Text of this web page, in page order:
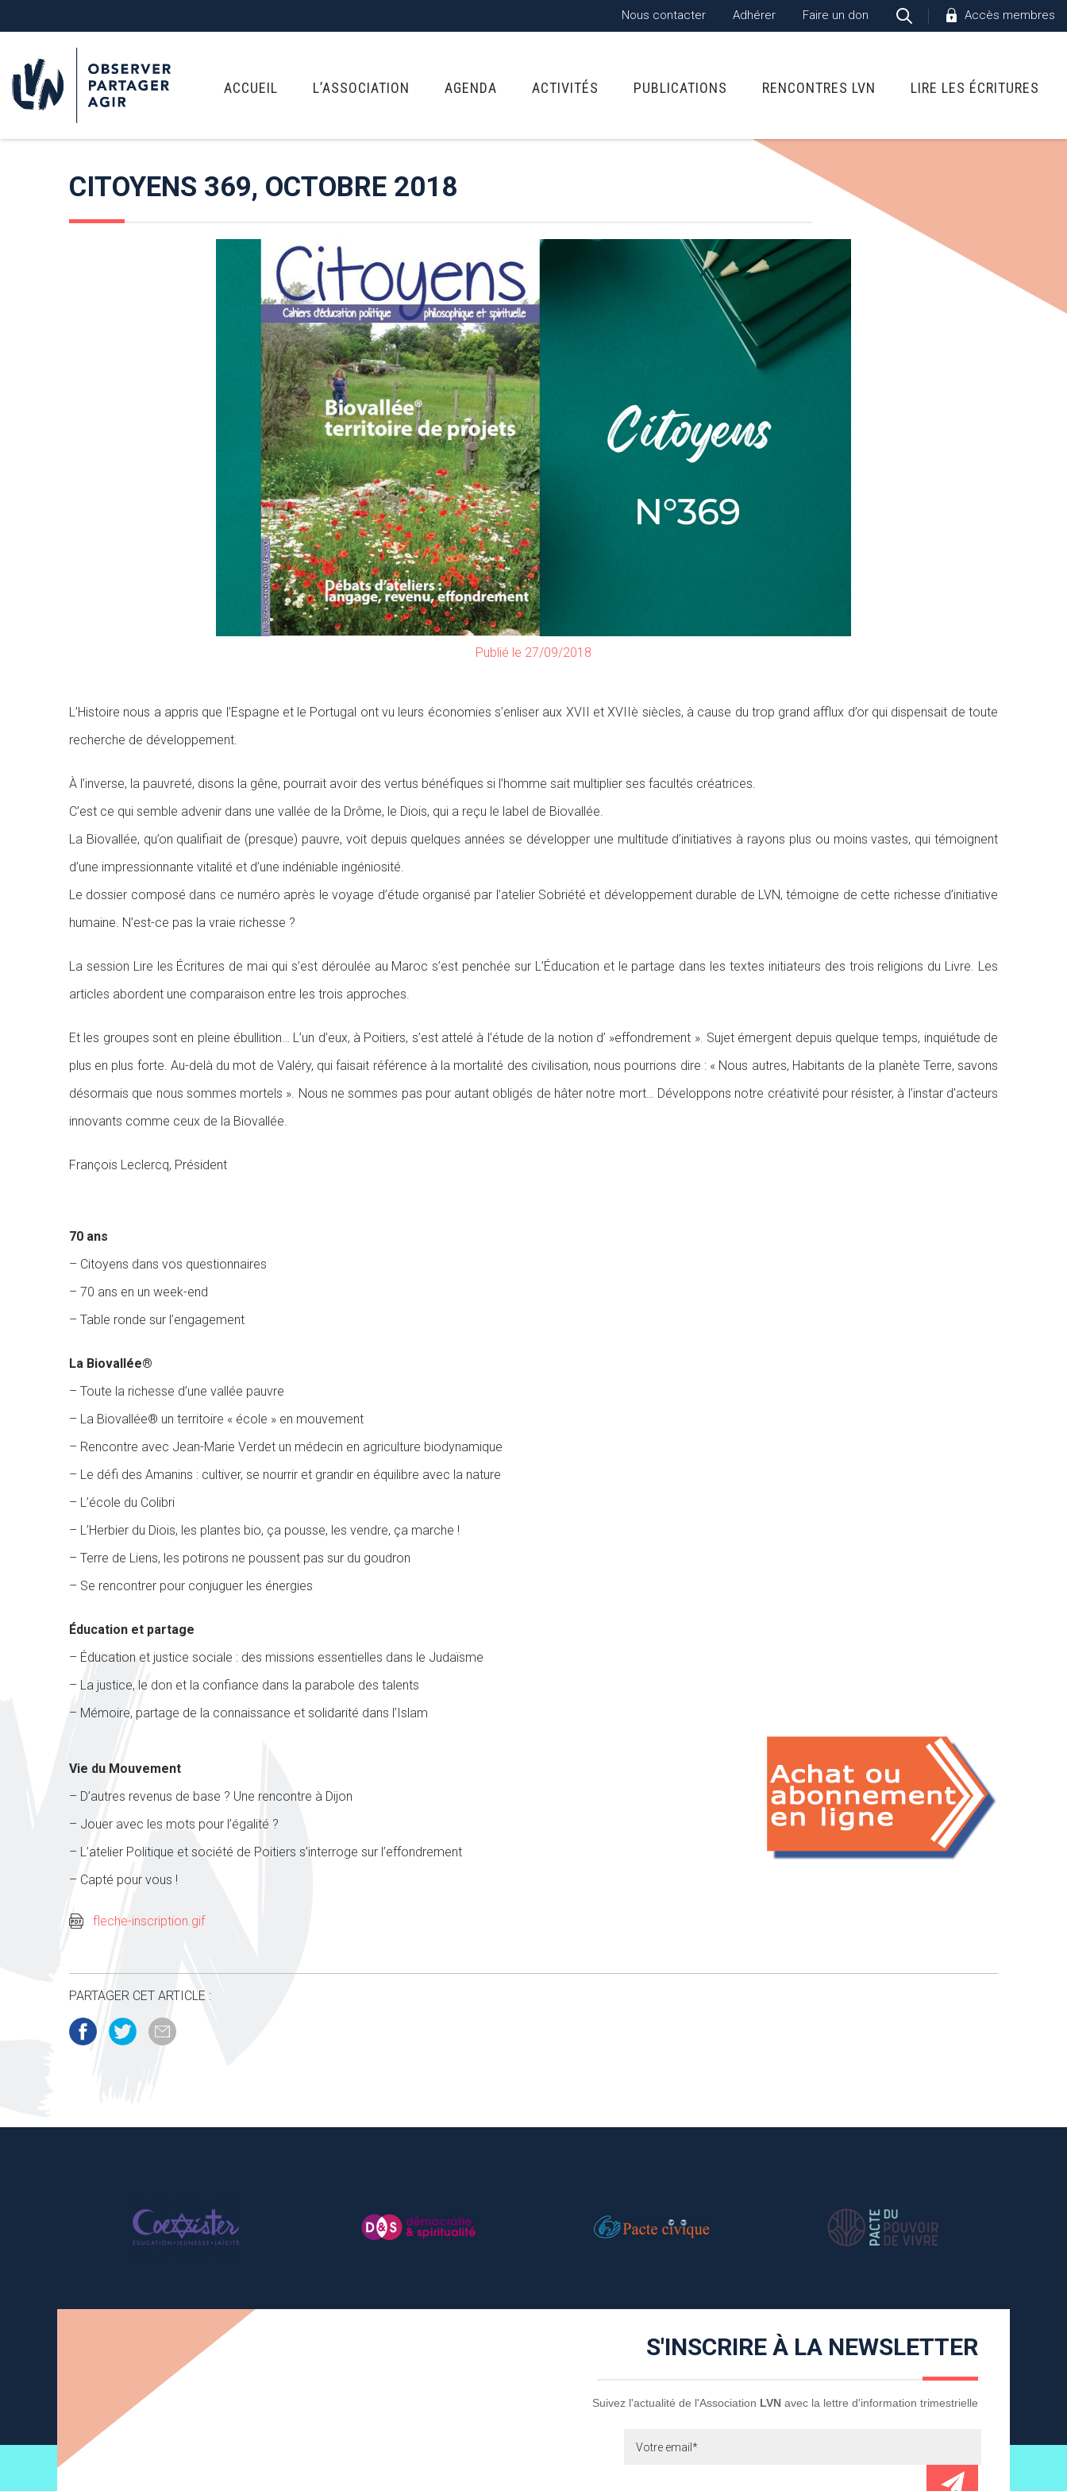
Nous contacter Adhérer Faire un don Accès membres
ACCUEIL L’ASSOCIATION AGENDA ACTIVITÉS PUBLICATIONS RENCONTRES LVN LIRE LES ÉCRITURES
CITOYENS 369, OCTOBRE 2018
Publié le 27/09/2018
L’Histoire nous a appris que l’Espagne et le Portugal ont vu leurs économies s’enliser aux XVII et XVIIè siècles, à cause du trop grand afflux d’or qui dispensait de toute
recherche de développement.
À l’inverse, la pauvreté, disons la gêne, pourrait avoir des vertus bénéfiques si l’homme sait multiplier ses facultés créatrices.
C’est ce qui semble advenir dans une vallée de la Drôme, le Diois, qui a reçu le label de Biovallée.
La Biovallée, qu’on qualifiait de (presque) pauvre, voit depuis quelques années se développer une multitude d’initiatives à rayons plus ou moins vastes, qui témoignent
d’une impressionnante vitalité et d’une indéniable ingéniosité.
Le dossier composé dans ce numéro après le voyage d’étude organisé par l’atelier Sobriété et développement durable de LVN, témoigne de cette richesse d’initiative
humaine. N’est-ce pas la vraie richesse ?
La session Lire les Écritures de mai qui s’est déroulée au Maroc s’est penchée sur L’Éducation et le partage dans les textes initiateurs des trois religions du Livre. Les
articles abordent une comparaison entre les trois approches.
Et les groupes sont en pleine ébullition… L’un d’eux, à Poitiers, s’est attelé à l’étude de la notion d’ »effondrement ». Sujet émergent depuis quelque temps, inquiétude de
plus en plus forte. Au-delà du mot de Valéry, qui faisait référence à la mortalité des civilisation, nous pourrions dire : « Nous autres, Habitants de la planète Terre, savons
désormais que nous sommes mortels ». Nous ne sommes pas pour autant obligés de hâter notre mort… Développons notre créativité pour résister, à l’instar d’acteurs
innovants comme ceux de la Biovallée.
François Leclercq, Président
70 ans
– Citoyens dans vos questionnaires
– 70 ans en un week-end
– Table ronde sur l’engagement
La Biovallée®
– Toute la richesse d’une vallée pauvre
– La Biovallée® un territoire « école » en mouvement
– Rencontre avec Jean-Marie Verdet un médecin en agriculture biodynamique
– Le défi des Amanins : cultiver, se nourrir et grandir en équilibre avec la nature
– L’école du Colibri
– L’Herbier du Diois, les plantes bio, ça pousse, les vendre, ça marche !
– Terre de Liens, les potirons ne poussent pas sur du goudron
– Se rencontrer pour conjuguer les énergies
Éducation et partage
– Éducation et justice sociale : des missions essentielles dans le Judaïsme
– La justice, le don et la confiance dans la parabole des talents
– Mémoire, partage de la connaissance et solidarité dans l’Islam
Vie du Mouvement
– D’autres revenus de base ? Une rencontre à Dijon
– Jouer avec les mots pour l’égalité ?
– L’atelier Politique et société de Poitiers s’interroge sur l’effondrement
– Capté pour vous !
fleche-inscription.gif
PARTAGER CET ARTICLE :
S'INSCRIRE À LA NEWSLETTER
Suivez l'actualité de l'Association LVN avec la lettre d'information trimestrielle